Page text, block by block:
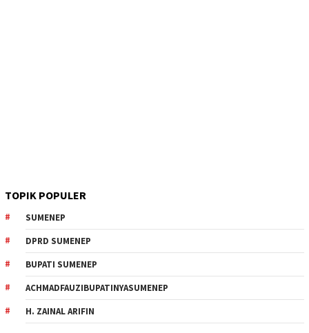
TOPIK POPULER
SUMENEP
DPRD SUMENEP
BUPATI SUMENEP
ACHMADFAUZIBUPATINYASUMENEP
H. ZAINAL ARIFIN